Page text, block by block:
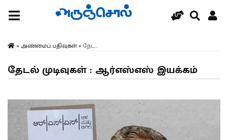
» அண்மைப் பதிவுகள்» தேட...
தேடல் முடிவுகள் : ஆர்எஸ்எஸ் இயக்கம்